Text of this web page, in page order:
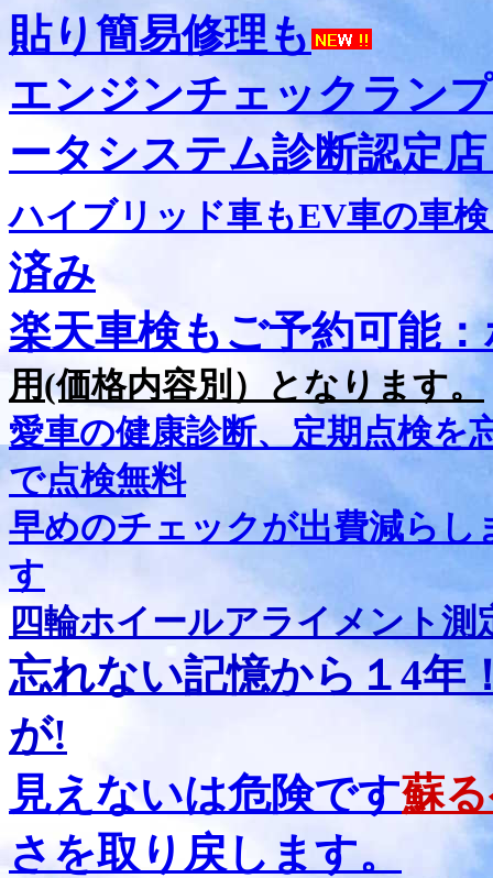
貼り簡易修理も
エンジンチェックラン
ータシステム診断認定
ハイブリッド車もEV車の車
済み
楽天車検もご予約可能
用(価格内容別）となります。
愛車の健康診断、定期点検を
で点検無料
早めのチェックが出費減ら
す
四輪ホイールアライメント測
忘れない記憶から１4年
が!
見えないは危険です蘇
さを取り戻します。